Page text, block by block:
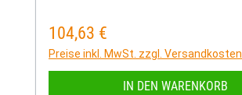
Regulärer Preis:
104,63 €
Preise inkl. MwSt. zzgl. Versandkosten
IN DEN WARENKORB